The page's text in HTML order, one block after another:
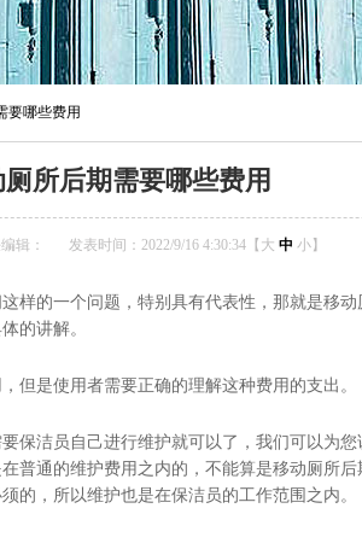
要哪些费用
所后期需要哪些费用
辑： 发表时间：2022/9/16 4:30:34【 大 中 小】
样的一个问题，特别具有代表性，那就是移动
的讲解。
但是使用者需要正确的理解这种费用的支出。
保洁员自己进行维护就可以了，我们可以为您
普通的维护费用之内的，不能算是移动厕所后
的，所以维护也是在保洁员的工作范围之内。